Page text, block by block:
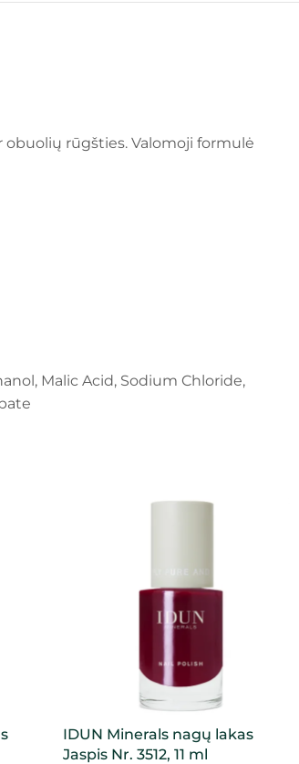
rūgšties. Valomoji formulė
Malic Acid, Sodium Chloride,
IDUN Minerals nagų lakas
Jaspis Nr. 3512, 11 ml